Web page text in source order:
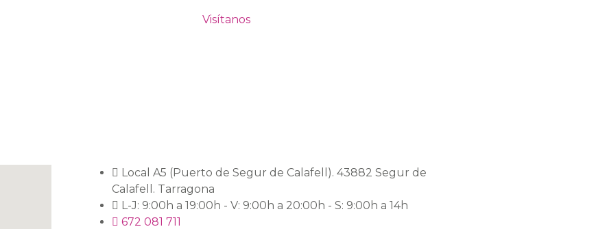
Visítanos
Local A5 (Puerto de Segur de Calafell). 43882 Segur de
Calafell. Tarragona
L-J: 9:00h a 19:00h - V: 9:00h a 20:00h - S: 9:00h a 14h
672 081 711